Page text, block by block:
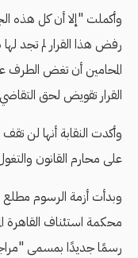
وأكملت "إلا أن كل هذه
رفض هذا القرار لم تجد
المحامين أن تغض الطرف
القرار تقويض لحق
وأكدت النقابة أنها لن
على محارم القانون
وبدأت أزمة الرسوم مطلع
محكمة استئناف القاهرة